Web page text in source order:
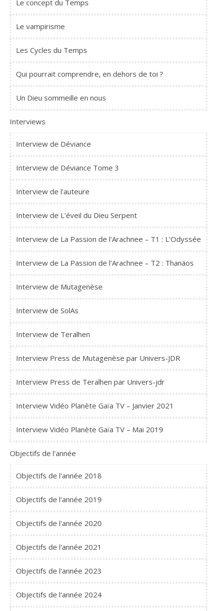
Le concept du Temps
Le vampirisme
Les Cycles du Temps
Qui pourrait comprendre, en dehors de toi ?
Un Dieu sommeille en nous
Interviews
Interview de Déviance
Interview de Déviance Tome 3
Interview de l'auteure
Interview de L'éveil du Dieu Serpent
Interview de La Passion de l'Arachnee – T1 : L'Odyssée
Interview de La Passion de l'Arachnee – T2 : Thanäos
Interview de Mutagenèse
Interview de SolAs
Interview de Teralhen
Interview Press de Mutagenèse par Univers-JDR
Interview Press de Teralhen par Univers-jdr
Interview Vidéo Planète Gaïa TV – Janvier 2021
Interview Vidéo Planète Gaïa TV – Mai 2019
Objectifs de l'année
Objectifs de l'année 2018
Objectifs de l'année 2019
Objectifs de l'année 2020
Objectifs de l'année 2021
Objectifs de l'année 2023
Objectifs de l'année 2024